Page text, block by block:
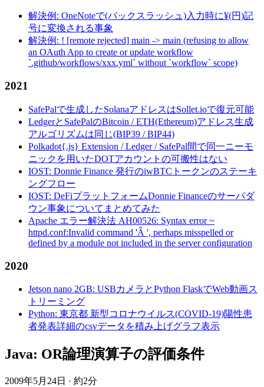
解決例: OneNoteで(バックスラッシュ)入力時に¥(円)記
号に変換される事象
解決例: ! [remote rejected] main -> main (refusing to allow
an OAuth App to create or update workflow
`.github/workflows/xxx.yml` without `workflow` scope)
2021
SafePalで生成したSolanaアドレスはSollet.ioで復元可能
LedgerとSafePalのBitcoin / ETH(Ethereum)アドレス生成
アルゴリズムは同じ(BIP39 / BIP44)
Polkadot{.js} Extension / Ledger / SafePal間で同一ニーモ
ニックを用いたDOTアカウントの可搬性はない
IOST: Donnie Finance 発行のiwBTCトークンのステーキ
ングフロー
IOST: DeFiプラットフォームDonnie Financeのサーバダ
ウン事象についてまとめてみた
Apache エラー解決法 AH00526: Syntax error ~
httpd.conf:Invalid command 'Â ', perhaps misspelled or
defined by a module not included in the server configuration
2020
Jetson nano 2GB: USBカメラとPython FlaskでWeb動画ス
トリーミング
Python: 東京都 新型コロナウイルス(COVID-19)陽性患
者発表詳細のcsvデータを積み上げグラフ表示
Java: OR論理演算子の評価条件
2009年5月24日 · 約2分